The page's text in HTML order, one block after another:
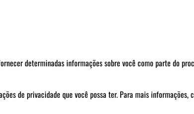
determinadas informações sobre você como parte do
de privacidade que você possa ter. Para mais informações,